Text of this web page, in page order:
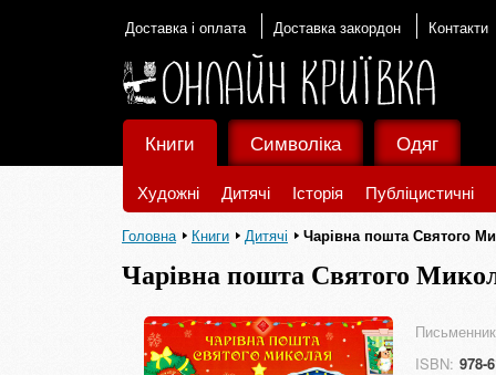
Доставка і оплата Доставка закордон Контакти
Книги
Художні Дитячі Історія Публіцистичні
Символіка Одяг
Головна Книги Дитячі Чарівна пошта Святого
Чарівна пошта Святого
ISBN: 978-